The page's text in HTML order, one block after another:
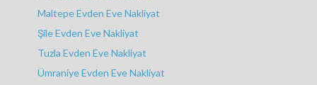
Maltepe Evden Eve Nakliyat
Şile Evden Eve Nakliyat
Tuzla Evden Eve Nakliyat
Ümraniye Evden Eve Nakliyat